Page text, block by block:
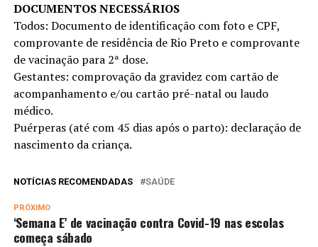
DOCUMENTOS NECESSÁRIOS
Todos: Documento de identificação com foto e CPF,
comprovante de residência de Rio Preto e comprovante
de vacinação para 2ª dose.
Gestantes: comprovação da gravidez com cartão de
acompanhamento e/ou cartão pré-natal ou laudo
médico.
Puérperas (até com 45 dias após o parto): declaração de
nascimento da criança.
NOTÍCIAS RECOMENDADAS SAÚDE
PRÓXIMO
‘Semana E’ de vacinação contra Covid-19 nas escolas
começa sábado